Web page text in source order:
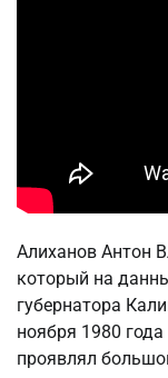
Алиханов Антон
который на
губернатора
ноября 1980
проявлял